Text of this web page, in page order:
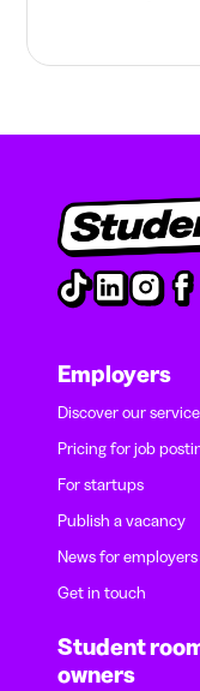
Employers
Discover our
Pricing for job
For startups
Publish a vacancy
News for employers
Get in touch
Student
owners